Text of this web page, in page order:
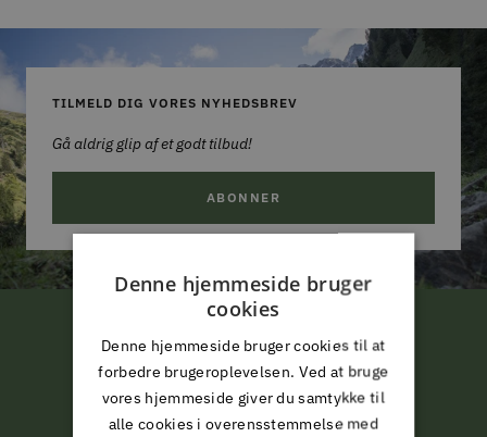
TILMELD DIG VORES NYHEDSBREV
Gå aldrig glip af et godt tilbud!
ABONNER
FRI LEVERING
ved køb for 799,-*
Denne hjemmeside bruger
cookies
Denne hjemmeside bruger cookies til at
forbedre brugeroplevelsen. Ved at bruge
vores hjemmeside giver du samtykke til
alle cookies i overensstemmelse med